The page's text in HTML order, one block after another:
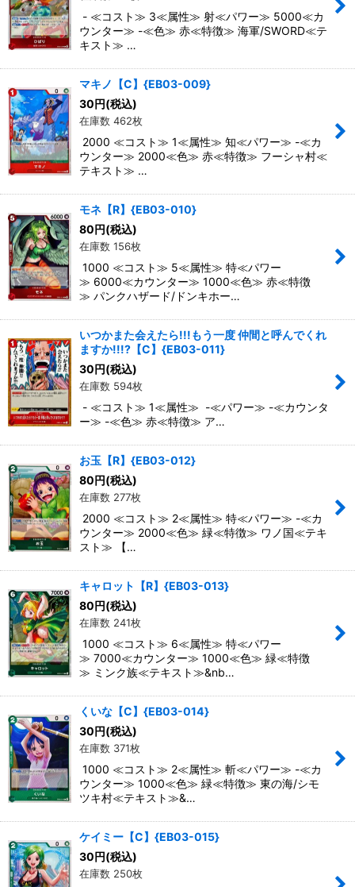
- ≪コスト≫ 3≪属性≫ 射≪パワー≫ 5000≪カ
ウンター≫ -≪色≫ 赤≪特徴≫ 海軍/SWORD≪テ
キスト≫ …
マキノ【C】{EB03-009}
30円(税込)
在庫数 462枚
2000 ≪コスト≫ 1≪属性≫ 知≪パワー≫ -≪カ
ウンター≫ 2000≪色≫ 赤≪特徴≫ フーシャ村≪
テキスト≫ …
モネ【R】{EB03-010}
80円(税込)
在庫数 156枚
1000 ≪コスト≫ 5≪属性≫ 特≪パワー
≫ 6000≪カウンター≫ 1000≪色≫ 赤≪特徴
≫ パンクハザード/ドンキホー…
いつかまた会えたら!!!もう一度 仲間と呼んでくれ
ますか!!!?【C】{EB03-011}
30円(税込)
在庫数 594枚
- ≪コスト≫ 1≪属性≫ -≪パワー≫ -≪カウンタ
ー≫ -≪色≫ 赤≪特徴≫ ア…
お玉【R】{EB03-012}
80円(税込)
在庫数 277枚
2000 ≪コスト≫ 2≪属性≫ 特≪パワー≫ -≪カ
ウンター≫ 2000≪色≫ 緑≪特徴≫ ワノ国≪テキ
スト≫ 【…
キャロット【R】{EB03-013}
80円(税込)
在庫数 241枚
1000 ≪コスト≫ 6≪属性≫ 特≪パワー
≫ 7000≪カウンター≫ 1000≪色≫ 緑≪特徴
≫ ミンク族≪テキスト≫&nb…
くいな【C】{EB03-014}
30円(税込)
在庫数 371枚
1000 ≪コスト≫ 2≪属性≫ 斬≪パワー≫ -≪カ
ウンター≫ 1000≪色≫ 緑≪特徴≫ 東の海/シモ
ツキ村≪テキスト≫&…
ケイミー【C】{EB03-015}
30円(税込)
在庫数 250枚